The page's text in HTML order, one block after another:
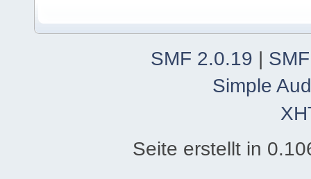
SMF 2.0.19
Simple
Seite erstellt in